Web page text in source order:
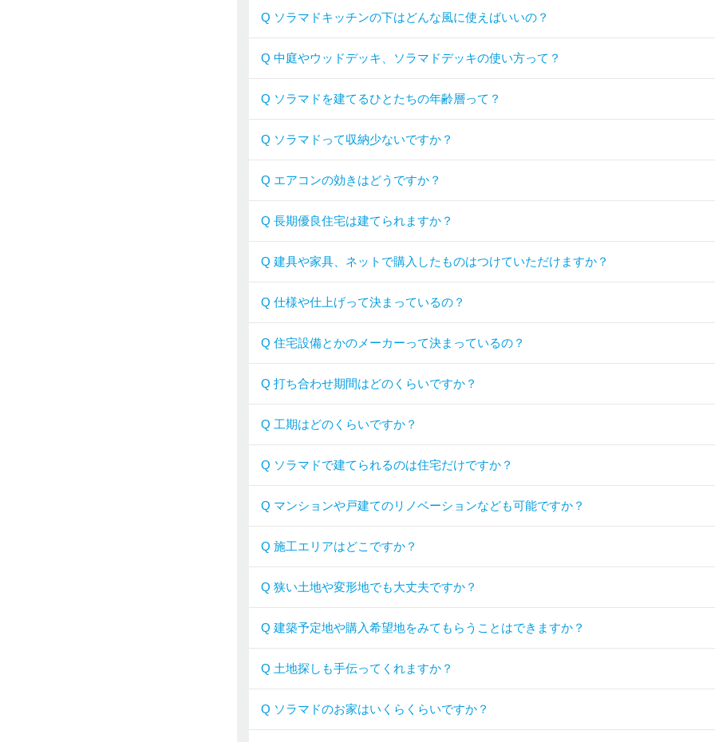
Q ソラマドキッチンの下はどんな風に使えばいいの？
Q 中庭やウッドデッキ、ソラマドデッキの使い方って？
Q ソラマドを建てるひとたちの年齢層って？
Q ソラマドって収納少ないですか？
Q エアコンの効きはどうですか？
Q 長期優良住宅は建てられますか？
Q 建具や家具、ネットで購入したものはつけていただけますか？
Q 仕様や仕上げって決まっているの？
Q 住宅設備とかのメーカーって決まっているの？
Q 打ち合わせ期間はどのくらいですか？
Q 工期はどのくらいですか？
Q ソラマドで建てられるのは住宅だけですか？
Q マンションや戸建てのリノベーションなども可能ですか？
Q 施工エリアはどこですか？
Q 狭い土地や変形地でも大丈夫ですか？
Q 建築予定地や購入希望地をみてもらうことはできますか？
Q 土地探しも手伝ってくれますか？
Q ソラマドのお家はいくらくらいですか？